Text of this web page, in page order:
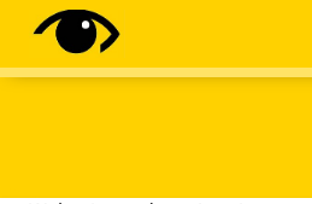
Diese Webseite setzt
Tracking-Tools ein. Dies